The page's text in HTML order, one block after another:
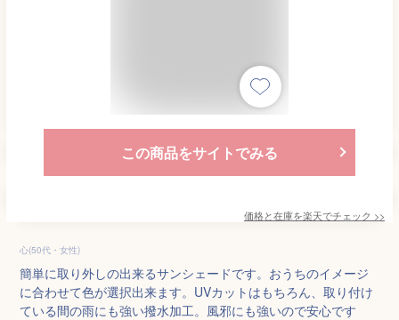
この商品をサイトでみる
価格と在庫を楽天でチェック >>
心(50代・女性)
簡単に取り外しの出来るサンシェードです。おうちのイメージ
に合わせて色が選択出来ます。UVカットはもちろん、取り付け
ている間の雨にも強い撥水加工。風邪にも強いので安心です